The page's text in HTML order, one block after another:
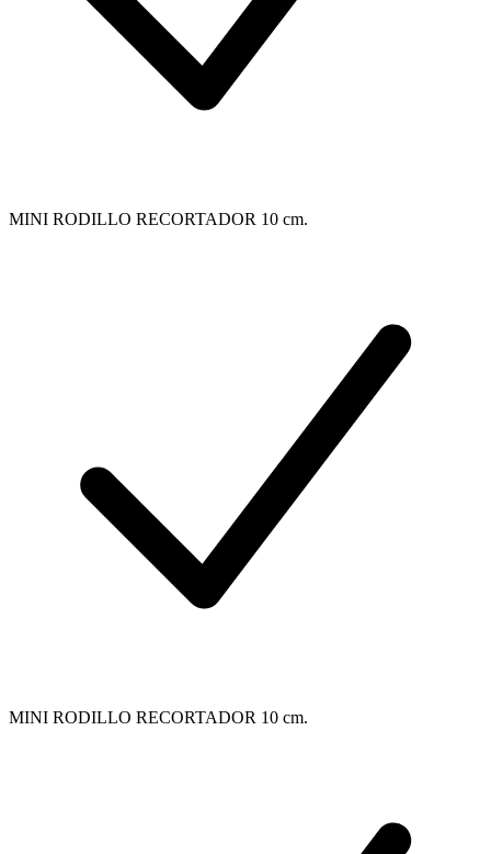
MINI RODILLO RECORTADOR 10 cm.
MINI RODILLO RECORTADOR 10 cm.